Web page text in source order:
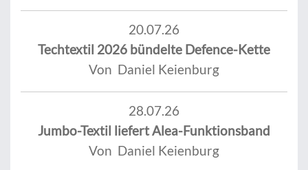
20.07.26
Techtextil 2026 bündelte Defence-Kette
Von Daniel Keienburg
28.07.26
Jumbo-Textil liefert Alea-Funktionsband
Von Daniel Keienburg